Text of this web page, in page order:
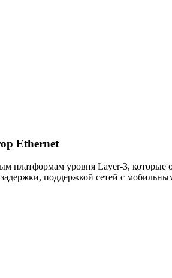
Ethernet
платформам уровня Layer-3,
поддержкой сетей с